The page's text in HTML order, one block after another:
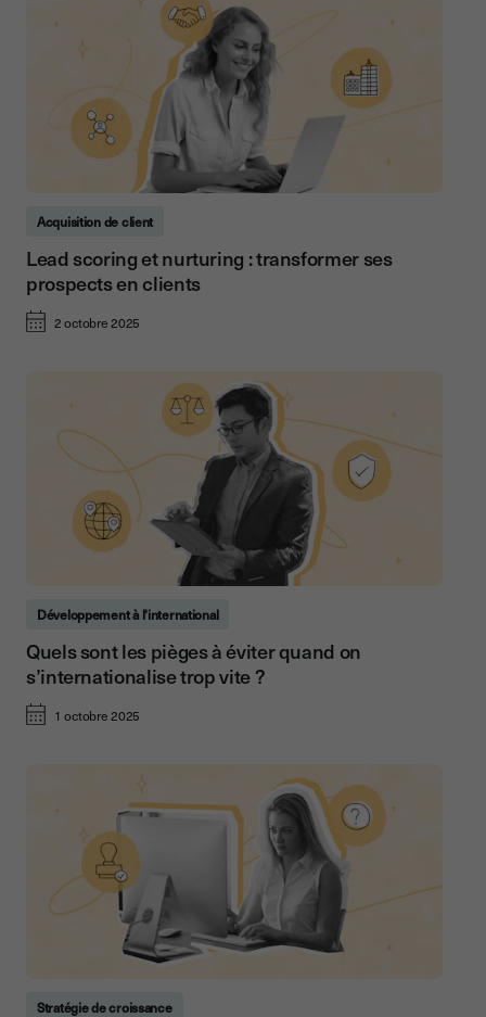
Acquisition de client
Lead scoring et nurturing : transformer ses
prospects en clients
2 octobre 2025
Développement à l'international
Quels sont les pièges à éviter quand on
s’internationalise trop vite ?
1 octobre 2025
Stratégie de croissance